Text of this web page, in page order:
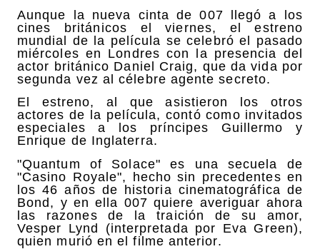
Aunque la nueva cinta de 007 llegó a los
cines británicos el viernes, el estreno
mundial de la película se celebró el pasado
miércoles en Londres con la presencia del
actor británico Daniel Craig, que da vida por
segunda vez al célebre agente secreto.
El estreno, al que asistieron los otros
actores de la película, contó como invitados
especiales a los príncipes Guillermo y
Enrique de Inglaterra.
"Quantum of Solace" es una secuela de
"Casino Royale", hecho sin precedentes en
los 46 años de historia cinematográfica de
Bond, y en ella 007 quiere averiguar ahora
las razones de la traición de su amor,
Vesper Lynd (interpretada por Eva Green),
quien murió en el filme anterior.